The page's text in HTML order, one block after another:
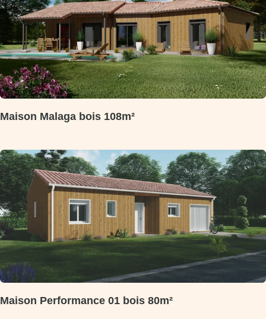
Maison Malaga bois 108m²
Maison Performance 01 bois 80m²